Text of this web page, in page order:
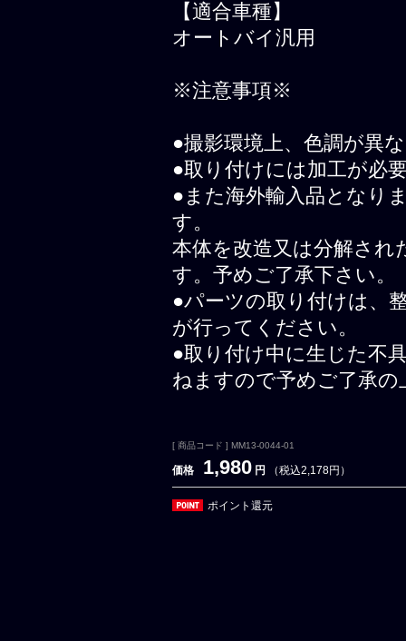
【適合車種】
オートバイ汎用
※注意事項※
●撮影環境上、色調が異
●取り付けには加工が必
●また海外輸入品となり
す。
本体を改造又は分解され
す。予めご了承下さい。
●パーツの取り付けは、
が行ってください。
●取り付け中に生じた不
ねますので予めご了承
[ 商品コード ] MM13-0044-01
価格 1,980 円 （税込2,178円）
ポイント還元